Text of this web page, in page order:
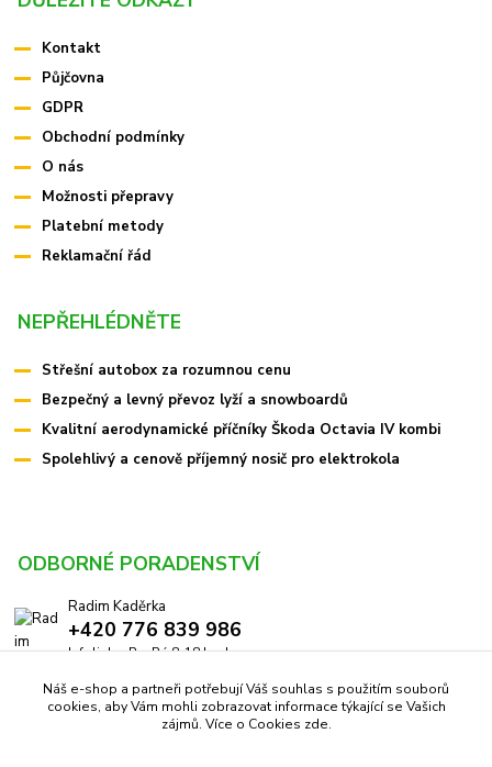
Kontakt
Půjčovna
GDPR
Obchodní podmínky
O nás
Možnosti přepravy
Platební metody
Reklamační řád
NEPŘEHLÉDNĚTE
Střešní autobox za rozumnou cenu
Bezpečný a levný převoz lyží a snowboardů
Kvalitní aerodynamické příčníky Škoda Octavia IV kombi
Spolehlivý a cenově příjemný nosič pro elektrokola
ODBORNÉ PORADENSTVÍ
Radim Kaděrka
+420 776 839 986
Infolinka: Po-Pá 8-18 hod.
info@pricniky.cz
Náš e-shop a partneři potřebují Váš souhlas s použitím souborů
cookies, aby Vám mohli zobrazovat informace týkající se Vašich
zájmů. Více o Cookies zde.